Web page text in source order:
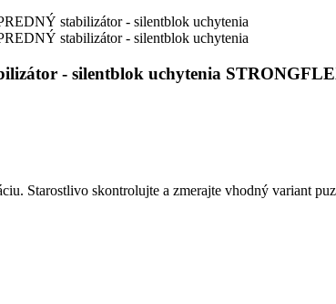
- silentblok uchytenia
Starostlivo skontrolujte a zmerajte vhodný variant